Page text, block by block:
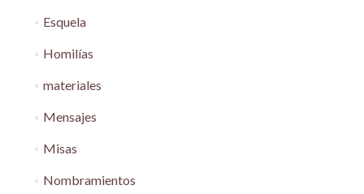
Esquela
Homilías
materiales
Mensajes
Misas
Nombramientos